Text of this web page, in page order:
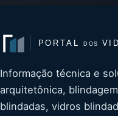
Informação técnica e
arquitetônica,
blindadas, vidros